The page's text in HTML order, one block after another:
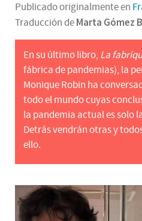
Publicado originalmente en
Traducción deMarta Gómez
En su último libro,La
fábrica de pandemias), la
Monique Robin ha
todo el mundo cuyas
la pandemia actual es solo
Detrás vendrán otras y
ello.